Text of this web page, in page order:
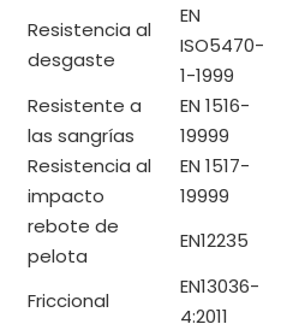
Resistencia al
desgaste
EN
ISO5470-
1-1999
Resistente a
las sangrías
EN 1516-
19999
Resistencia al
impacto
EN 1517-
19999
rebote de
pelota
EN12235
Friccional
EN13036-
4:2011